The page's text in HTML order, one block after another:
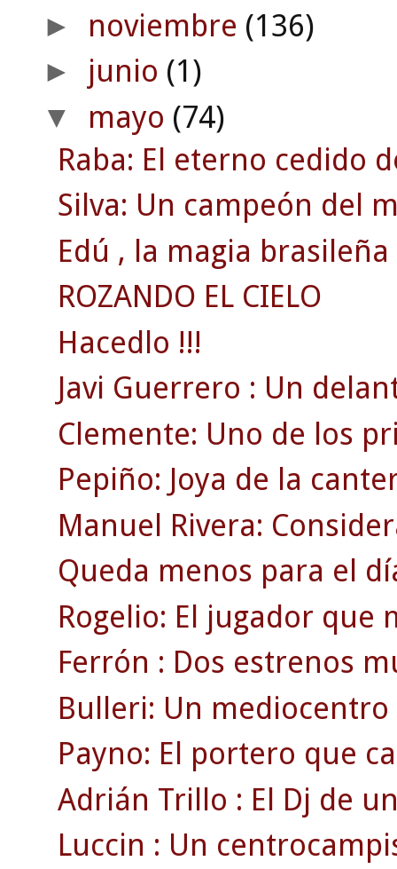
► noviembre (136)
► junio (1)
▼ mayo (74)
Raba: El eterno cedido
Silva: Un campeón del
Edú , la magia brasileña
ROZANDO EL CIELO
Hacedlo !!!
Javi Guerrero : Un
Clemente: Uno de los
Pepiño: Joya de la
Manuel Rivera:
Queda menos para el
Rogelio: El jugador que
Ferrón : Dos estrenos
Bulleri: Un mediocentro
Payno: El portero que
Adrián Trillo : El Dj de
Luccin : Un